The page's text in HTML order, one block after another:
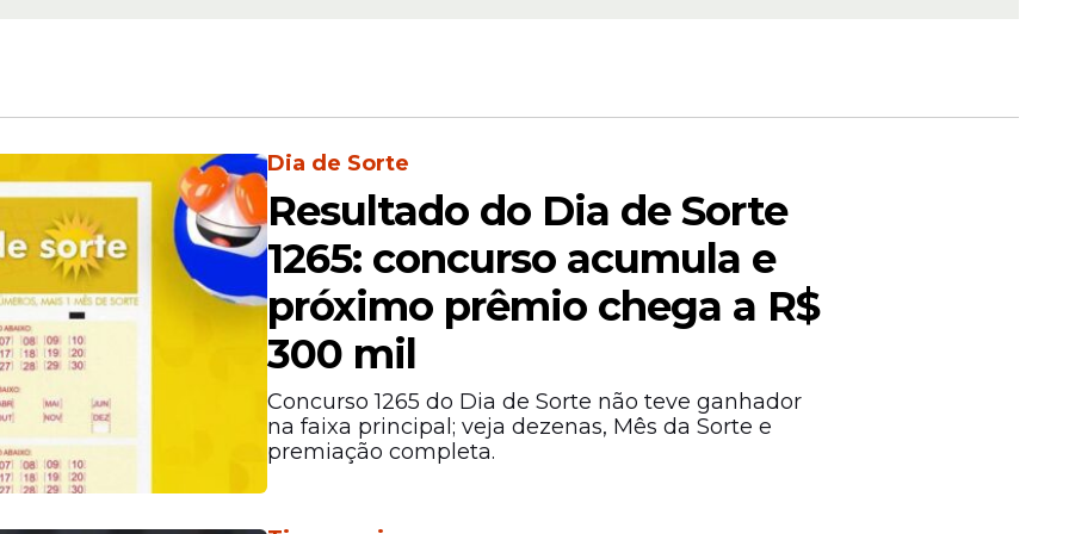
curricular, levando em consideração a formação
em eventos, produção acadêmica, atuação em
Dia de Sorte
Resultado do Dia de Sorte
1265: concurso acumula e
próximo prêmio chega a R$
300 mil
Concurso 1265 do Dia de Sorte não teve ganhador
na faixa principal; veja dezenas, Mês da Sorte e
premiação completa.